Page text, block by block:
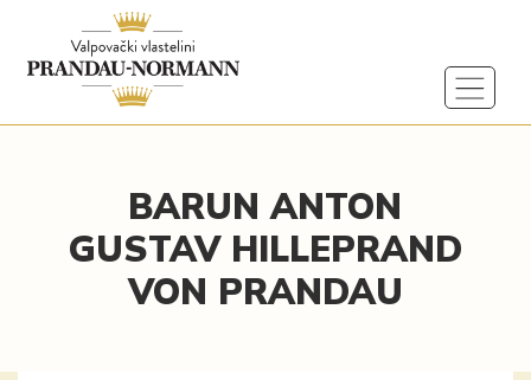
BARUN ANTON
GUSTAV HILLEPRAND
VON PRANDAU